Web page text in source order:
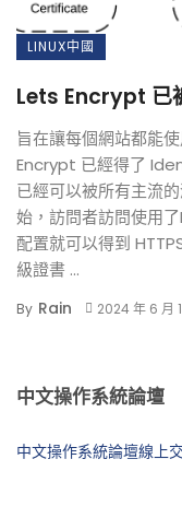
LINUX中國
Lets Encrypt 已
旨在讓每個網站都能
Encrypt 已經得了
已經可以被所有主流
始，訪問者訪問使用
配置就可以得到
級證書 ...
By Rain 2024 年 6 月
中文操作系統論壇
中文操作系統論壇線上